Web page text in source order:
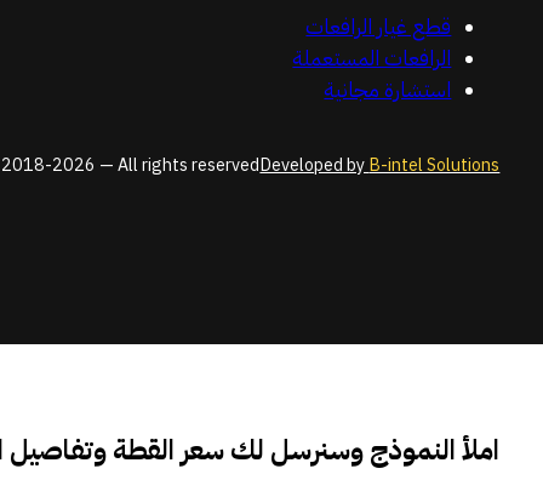
قطع غيار الرافعات
الرافعات المستعملة
استشارة مجانية
2026 — All rights reservedDeveloped byB-intel Solutions
املأ النموذج وسنرسل لك سعر القطة